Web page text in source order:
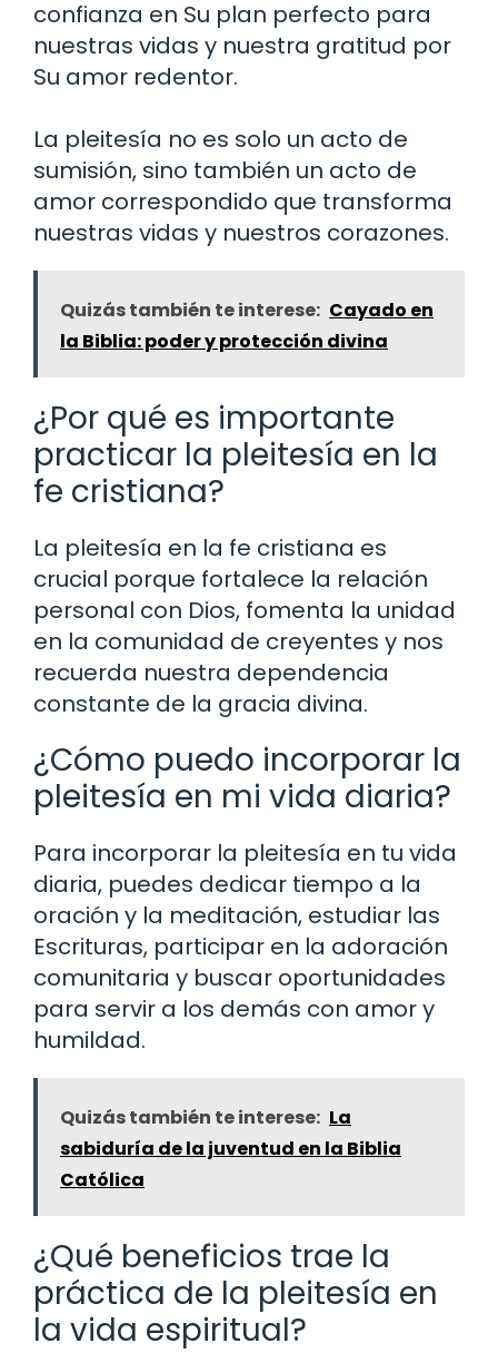
confianza en Su plan perfecto para
nuestras vidas y nuestra gratitud por
Su amor redentor.
La pleitesía no es solo un acto de
sumisión, sino también un acto de
amor correspondido que transforma
nuestras vidas y nuestros corazones.
Quizás también te interese: Cayado en
la Biblia: poder y protección divina
¿Por qué es importante
practicar la pleitesía en la
fe cristiana?
La pleitesía en la fe cristiana es
crucial porque fortalece la relación
personal con Dios, fomenta la unidad
en la comunidad de creyentes y nos
recuerda nuestra dependencia
constante de la gracia divina.
¿Cómo puedo incorporar la
pleitesía en mi vida diaria?
Para incorporar la pleitesía en tu vida
diaria, puedes dedicar tiempo a la
oración y la meditación, estudiar las
Escrituras, participar en la adoración
comunitaria y buscar oportunidades
para servir a los demás con amor y
humildad.
Quizás también te interese: La
sabiduría de la juventud en la Biblia
Católica
¿Qué beneficios trae la
práctica de la pleitesía en
la vida espiritual?